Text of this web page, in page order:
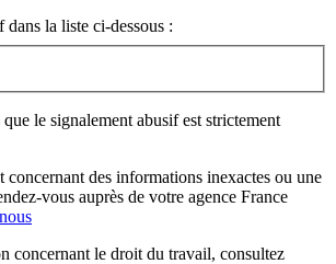
la liste ci-dessous :
le signalement abusif est strictement
concernant des informations inexactes ou une
vous auprès de votre agence France
concernant le droit du travail, consultez